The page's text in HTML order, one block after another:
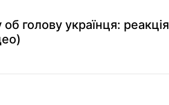
голову українця: реакція